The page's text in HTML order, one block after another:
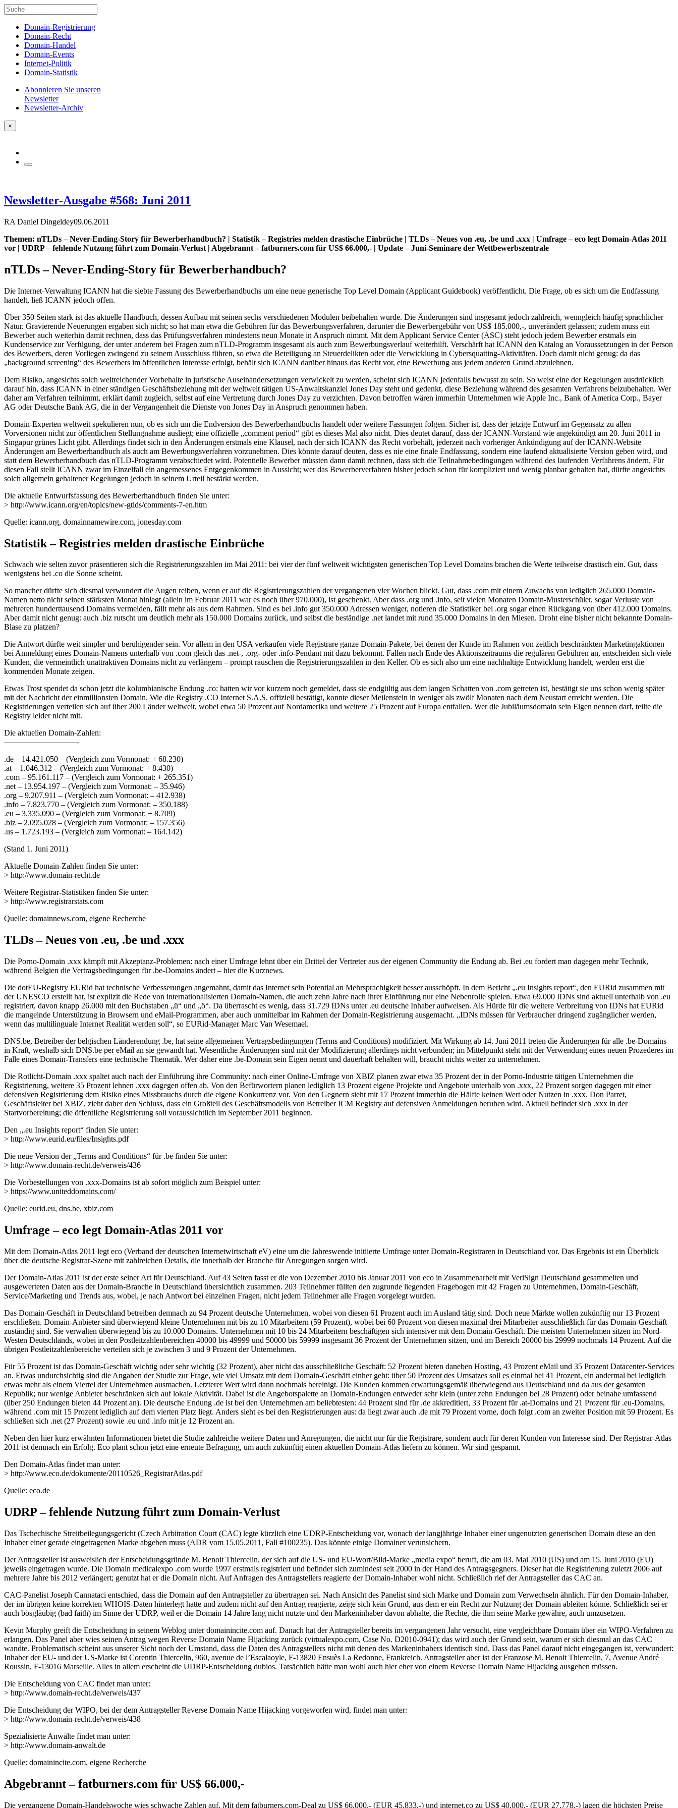
Domain-Registrierung
Domain-Recht
Domain-Handel
Domain-Events
Internet-Politik
Domain-Statistik
Abonnieren Sie unseren
Newsletter
Newsletter-Archiv
×
Newsletter-Ausgabe #568: Juni 2011
RA Daniel Dingeldey09.06.2011
Themen: nTLDs – Never-Ending-Story für Bewerberhandbuch? | Statistik – Registries melden drastische Einbrüche | TLDs – Neues von .eu, .be und .xxx | Umfrage – eco legt Domain-Atlas 2011
vor | UDRP – fehlende Nutzung führt zum Domain-Verlust | Abgebrannt – fatburners.com für US$ 66.000,- | Update – Juni-Seminare der Wettbewerbszentrale
nTLDs – Never-Ending-Story für Bewerberhandbuch?
Die Internet-Verwaltung ICANN hat die siebte Fassung des Bewerberhandbuchs um eine neue generische Top Level Domain (Applicant Guidebook) veröffentlicht. Die Frage, ob es sich um die Endfassung
handelt, ließ ICANN jedoch offen.
Über 350 Seiten stark ist das aktuelle Handbuch, dessen Aufbau mit seinen sechs verschiedenen Modulen beibehalten wurde. Die Änderungen sind insgesamt jedoch zahlreich, wenngleich häufig sprachlicher
Natur. Gravierende Neuerungen ergaben sich nicht; so hat man etwa die Gebühren für das Bewerbungsverfahren, darunter die Bewerbergebühr von US$ 185.000,-, unverändert gelassen; zudem muss ein
Bewerber auch weiterhin damit rechnen, dass das Prüfungsverfahren mindestens neun Monate in Anspruch nimmt. Mit dem Applicant Service Center (ASC) steht jedoch jedem Bewerber erstmals ein
Kundenservice zur Verfügung, der unter anderem bei Fragen zum nTLD-Programm insgesamt als auch zum Bewerbungsverlauf weiterhilft. Verschärft hat ICANN den Katalog an Voraussetzungen in der Person
des Bewerbers, deren Vorliegen zwingend zu seinem Ausschluss führen, so etwa die Beteiligung an Steuerdelikten oder die Verwicklung in Cybersquatting-Aktivitäten. Doch damit nicht genug: da das
„background screening“ des Bewerbers im öffentlichen Interesse erfolgt, behält sich ICANN darüber hinaus das Recht vor, eine Bewerbung aus jedem anderen Grund abzulehnen.
Dem Risiko, angesichts solch weitreichender Vorbehalte in juristische Auseinandersetzungen verwickelt zu werden, scheint sich ICANN jedenfalls bewusst zu sein. So weist eine der Regelungen ausdrücklich
darauf hin, dass ICANN in einer ständigen Geschäftsbeziehung mit der weltweit tätigen US-Anwaltskanzlei Jones Day steht und gedenkt, diese Beziehung während des gesamten Verfahrens beizubehalten. Wer
daher am Verfahren teilnimmt, erklärt damit zugleich, selbst auf eine Vertretung durch Jones Day zu verzichten. Davon betroffen wären immerhin Unternehmen wie Apple Inc., Bank of America Corp., Bayer
AG oder Deutsche Bank AG, die in der Vergangenheit die Dienste von Jones Day in Anspruch genommen haben.
Domain-Experten weltweit spekulieren nun, ob es sich um die Endversion des Bewerberhandbuchs handelt oder weitere Fassungen folgen. Sicher ist, dass der jetzige Entwurf im Gegensatz zu allen
Vorversionen nicht zur öffentlichen Stellungnahme ausliegt; eine offizielle „comment period“ gibt es dieses Mal also nicht. Dies deutet darauf, dass der ICANN-Vorstand wie angekündigt am 20. Juni 2011 in
Singapur grünes Licht gibt. Allerdings findet sich in den Änderungen erstmals eine Klausel, nach der sich ICANN das Recht vorbehält, jederzeit nach vorheriger Ankündigung auf der ICANN-Website
Änderungen am Bewerberhandbuch als auch am Bewerbungsverfahren vorzunehmen. Dies könnte darauf deuten, dass es nie eine finale Endfassung, sondern eine laufend aktualisierte Version geben wird, und
statt dem Bewerberhandbuch das nTLD-Programm verabschiedet wird. Potentielle Bewerber müssten dann damit rechnen, dass sich die Teilnahmebedingungen während des laufenden Verfahrens ändern. Für
diesen Fall stellt ICANN zwar im Einzelfall ein angemessenes Entgegenkommen in Aussicht; wer das Bewerberverfahren bisher jedoch schon für kompliziert und wenig planbar gehalten hat, dürfte angesichts
solch allgemein gehaltener Regelungen jedoch in seinem Urteil bestärkt werden.
Die aktuelle Entwurfsfassung des Bewerberhandbuch finden Sie unter:
> http://www.icann.org/en/topics/new-gtlds/comments-7-en.htm
Quelle: icann.org, domainnamewire.com, jonesday.com
Statistik – Registries melden drastische Einbrüche
Schwach wie selten zuvor präsentieren sich die Registrierungszahlen im Mai 2011: bei vier der fünf weltweit wichtigsten generischen Top Level Domains brachen die Werte teilweise drastisch ein. Gut, dass
wenigstens bei .co die Sonne scheint.
So mancher dürfte sich diesmal verwundert die Augen reiben, wenn er auf die Registrierungszahlen der vergangenen vier Wochen blickt. Gut, dass .com mit einem Zuwachs von lediglich 265.000 Domain-
Namen netto nicht seinen stärksten Monat hinlegt (allein im Februar 2011 war es noch über 970.000), ist geschenkt. Aber dass .org und .info, seit vielen Monaten Domain-Musterschüler, sogar Verluste von
mehreren hunderttausend Domains vermelden, fällt mehr als aus dem Rahmen. Sind es bei .info gut 350.000 Adressen weniger, notieren die Statistiker bei .org sogar einen Rückgang von über 412.000 Domains.
Aber damit nicht genug: auch .biz rutscht um deutlich mehr als 150.000 Domains zurück, und selbst die beständige .net landet mit rund 35.000 Domains in den Miesen. Droht eine bisher nicht bekannte Domain-
Blase zu platzen?
Die Antwort dürfte weit simpler und beruhigender sein. Vor allem in den USA verkaufen viele Registrare ganze Domain-Pakete, bei denen der Kunde im Rahmen von zeitlich beschränkten Marketingaktionen
bei Anmeldung eines Domain-Namens unterhalb von .com gleich das .net-, .org- oder .info-Pendant mit dazu bekommt. Fallen nach Ende des Aktionszeitraums die regulären Gebühren an, entscheiden sich viele
Kunden, die vermeintlich unattraktiven Domains nicht zu verlängern – prompt rauschen die Registrierungszahlen in den Keller. Ob es sich also um eine nachhaltige Entwicklung handelt, werden erst die
kommenden Monate zeigen.
Etwas Trost spendet da schon jetzt die kolumbianische Endung .co: hatten wir vor kurzem noch gemeldet, dass sie endgültig aus dem langen Schatten von .com getreten ist, bestätigt sie uns schon wenig später
mit der Nachricht der einmillionsten Domain. Wie die Registry .CO Internet S.A.S. offiziell bestätigt, konnte dieser Meilenstein in weniger als zwölf Monaten nach dem Neustart erreicht werden. Die
Registrierungen verteilen sich auf über 200 Länder weltweit, wobei etwa 50 Prozent auf Nordamerika und weitere 25 Prozent auf Europa entfallen. Wer die Jubiläumsdomain sein Eigen nennen darf, teilte die
Registry leider nicht mit.
Die aktuellen Domain-Zahlen:
—————————-
.de – 14.421.050 – (Vergleich zum Vormonat: + 68.230)
.at – 1.046.312 – (Vergleich zum Vormonat: + 8.430)
.com – 95.161.117 – (Vergleich zum Vormonat: + 265.351)
.net – 13.954.197 – (Vergleich zum Vormonat: – 35.946)
.org – 9.207.911 – (Vergleich zum Vormonat: – 412.938)
.info – 7.823.770 – (Vergleich zum Vormonat: – 350.188)
.eu – 3.335.090 – (Vergleich zum Vormonat: + 8.709)
.biz – 2.095.028 – (Vergleich zum Vormonat: – 157.356)
.us – 1.723.193 – (Vergleich zum Vormonat: – 164.142)
(Stand 1. Juni 2011)
Aktuelle Domain-Zahlen finden Sie unter:
> http://www.domain-recht.de
Weitere Registrar-Statistiken finden Sie unter:
> http://www.registrarstats.com
Quelle: domainnews.com, eigene Recherche
TLDs – Neues von .eu, .be und .xxx
Die Porno-Domain .xxx kämpft mit Akzeptanz-Problemen: nach einer Umfrage lehnt über ein Drittel der Vertreter aus der eigenen Community die Endung ab. Bei .eu fordert man dagegen mehr Technik,
während Belgien die Vertragsbedingungen für .be-Domains ändert – hier die Kurznews.
Die dotEU-Registry EURid hat technische Verbesserungen angemahnt, damit das Internet sein Potential an Mehrsprachigkeit besser ausschöpft. In dem Bericht „.eu Insights report“, den EURid zusammen mit
der UNESCO erstellt hat, ist explizit die Rede von internationalisierten Domain-Namen, die auch zehn Jahre nach ihrer Einführung nur eine Nebenrolle spielen. Etwa 69.000 IDNs sind aktuell unterhalb von .eu
registriert, davon knapp 26.000 mit den Buchstaben „ü“ und „ö“. Da überrascht es wenig, dass 31.729 IDNs unter .eu deutsche Inhaber aufweisen. Als Hürde für die weitere Verbreitung von IDNs hat EURid
die mangelnde Unterstützung in Browsern und eMail-Programmen, aber auch unmittelbar im Rahmen der Domain-Registrierung ausgemacht. „IDNs müssen für Verbraucher dringend zugänglicher werden,
wenn das multilinguale Internet Realität werden soll“, so EURid-Manager Marc Van Wesemael.
DNS.be, Betreiber der belgischen Länderendung .be, hat seine allgemeinen Vertragsbedingungen (Terms and Conditions) modifiziert. Mit Wirkung ab 14. Juni 2011 treten die Änderungen für alle .be-Domains
in Kraft, weshalb sich DNS.be per eMail an sie gewandt hat. Wesentliche Änderungen sind mit der Modifizierung allerdings nicht verbunden; im Mittelpunkt steht mit der Verwendung eines neuen Prozederes im
Falle eines Domain-Transfers eine technische Thematik. Wer daher eine .be-Domain sein Eigen nennt und dauerhaft behalten will, braucht nichts weiter zu unternehmen.
Die Rotlicht-Domain .xxx spaltet auch nach der Einführung ihre Community: nach einer Online-Umfrage von XBIZ planen zwar etwa 35 Prozent der in der Porno-Industrie tätigen Unternehmen die
Registrierung, weitere 35 Prozent lehnen .xxx dagegen offen ab. Von den Befürwortern planen lediglich 13 Prozent eigene Projekte und Angebote unterhalb von .xxx, 22 Prozent sorgen dagegen mit einer
defensiven Registrierung dem Risiko eines Missbrauchs durch die eigene Konkurrenz vor. Von den Gegnern sieht mit 17 Prozent immerhin die Hälfte keinen Wert oder Nutzen in .xxx. Don Parret,
Geschäftsleiter bei XBIZ, zieht daher den Schluss, dass ein Großteil des Geschäftsmodells von Betreiber ICM Registry auf defensiven Anmeldungen beruhen wird. Aktuell befindet sich .xxx in der
Startvorbereitung; die öffentliche Registrierung soll voraussichtlich im September 2011 beginnen.
Den „.eu Insights report“ finden Sie unter:
> http://www.eurid.eu/files/Insights.pdf
Die neue Version der „Terms and Conditions“ für .be finden Sie unter:
> http://www.domain-recht.de/verweis/436
Die Vorbestellungen von .xxx-Domains ist ab sofort möglich zum Beispiel unter:
> https://www.uniteddomains.com/
Quelle: eurid.eu, dns.be, xbiz.com
Umfrage – eco legt Domain-Atlas 2011 vor
Mit dem Domain-Atlas 2011 legt eco (Verband der deutschen Internetwirtschaft eV) eine um die Jahreswende initiierte Umfrage unter Domain-Registraren in Deutschland vor. Das Ergebnis ist ein Überblick
über die deutsche Registrar-Szene mit zahlreichen Details, die innerhalb der Branche für Anregungen sorgen wird.
Der Domain-Atlas 2011 ist der erste seiner Art für Deutschland. Auf 43 Seiten fasst er die von Dezember 2010 bis Januar 2011 von eco in Zusammenarbeit mit VeriSign Deutschland gesammelten und
ausgewerteten Daten aus der Domain-Branche in Deutschland übersichtlich zusammen. 203 Teilnehmer füllten den zugrunde liegenden Fragebogen mit 42 Fragen zu Unternehmen, Domain-Geschäft,
Service/Marketing und Trends aus, wobei, je nach Antwort bei einzelnen Fragen, nicht jedem Teilnehmer alle Fragen vorgelegt wurden.
Das Domain-Geschäft in Deutschland betreiben demnach zu 94 Prozent deutsche Unternehmen, wobei von diesen 61 Prozent auch im Ausland tätig sind. Doch neue Märkte wollen zukünftig nur 13 Prozent
erschließen. Domain-Anbieter sind überwiegend kleine Unternehmen mit bis zu 10 Mitarbeitern (59 Prozent), wobei bei 60 Prozent von diesen maximal drei Mitarbeiter ausschließlich für das Domain-Geschäft
zuständig sind. Sie verwalten überwiegend bis zu 10.000 Domains. Unternehmen mit 10 bis 24 Mitarbeitern beschäftigen sich intensiver mit dem Domain-Geschäft. Die meisten Unternehmen sitzen im Nord-
Westen Deutschlands, wobei in den Postleitzahlenbereichen 40000 bis 49999 und 50000 bis 59999 insgesamt 36 Prozent der Unternehmen sitzen, und im Bereich 20000 bis 29999 nochmals 14 Prozent. Auf die
übrigen Postleitzahlenbereiche verteilen sich je zwischen 3 und 9 Prozent der Unternehmen.
Für 55 Prozent ist das Domain-Geschäft wichtig oder sehr wichtig (32 Prozent), aber nicht das ausschließliche Geschäft: 52 Prozent bieten daneben Hosting, 43 Prozent eMail und 35 Prozent Datacenter-Services
an. Etwas undurchsichtig sind die Angaben der Studie zur Frage, wie viel Umsatz mit dem Domain-Geschäft einher geht: über 50 Prozent des Umsatzes soll es einmal bei 41 Prozent, ein andermal bei lediglich
etwas mehr als einem Viertel der Unternehmen ausmachen. Letzterer Wert wird dann nochmals bereinigt. Die Kunden kommen erwartungsgemäß überwiegend aus Deutschland und da aus der gesamten
Republik; nur wenige Anbieter beschränken sich auf lokale Aktivität. Dabei ist die Angebotspalette an Domain-Endungen entweder sehr klein (unter zehn Endungen bei 28 Prozent) oder beinahe umfassend
(über 250 Endungen bieten 44 Prozent an). Die deutsche Endung .de ist bei den Unternehmen am beliebtesten: 44 Prozent sind für .de akkreditiert, 33 Prozent für .at-Domains und 21 Prozent für .eu-Domains,
während .com mit 15 Prozent lediglich auf dem vierten Platz liegt. Anders sieht es bei den Registrierungen aus: da liegt zwar auch .de mit 79 Prozent vorne, doch folgt .com an zweiter Position mit 59 Prozent. Es
schließen sich .net (27 Prozent) sowie .eu und .info mit je 12 Prozent an.
Neben den hier kurz erwähnten Informationen bietet die Studie zahlreiche weitere Daten und Anregungen, die nicht nur für die Registrare, sondern auch für deren Kunden von Interesse sind. Der Registrar-Atlas
2011 ist demnach ein Erfolg. Eco plant schon jetzt eine erneute Befragung, um auch zukünftig einen aktuellen Domain-Atlas liefern zu können. Wir sind gespannt.
Den Domain-Atlas findet man unter:
> http://www.eco.de/dokumente/20110526_RegistrarAtlas.pdf
Quelle: eco.de
UDRP – fehlende Nutzung führt zum Domain-Verlust
Das Tschechische Streitbeilegungsgericht (Czech Arbitration Court (CAC) legte kürzlich eine UDRP-Entscheidung vor, wonach der langjährige Inhaber einer ungenutzten generischen Domain diese an den
Inhaber einer gerade eingetragenen Marke abgeben muss (ADR vom 15.05.2011, Fall #100235). Das könnte einige Domainer verunsichern.
Der Antragsteller ist ausweislich der Entscheidungsgründe M. Benoit Thiercelin, der sich auf die US- und EU-Wort/Bild-Marke „media expo“ beruft, die am 03. Mai 2010 (US) und am 15. Juni 2010 (EU)
jeweils eingetragen wurde. Die Domain medicalexpo .com wurde 1997 erstmals registriert und befindet sich zumindest seit 2000 in der Hand des Antragsgegners. Dieser hat die Registrierung zuletzt 2006 auf
mehrere Jahre bis 2012 verlängert; genutzt hat er die Domain nicht. Auf Anfragen des Antragstellers reagierte der Domain-Inhaber wohl nicht. Schließlich rief der Antragsteller das CAC an.
CAC-Panelist Joseph Cannataci entschied, dass die Domain auf den Antragsteller zu übertragen sei. Nach Ansicht des Panelist sind sich Marke und Domain zum Verwechseln ähnlich. Für den Domain-Inhaber,
der im übrigen keine korrekten WHOIS-Daten hinterlegt hatte und zudem nicht auf den Antrag reagierte, zeige sich kein Grund, aus dem er ein Recht zur Nutzung der Domain ableiten könne. Schließlich sei er
auch bösgläubig (bad faith) im Sinne der UDRP, weil er die Domain 14 Jahre lang nicht nutzte und den Markeninhaber davon abhalte, die Rechte, die ihm seine Marke gewähre, auch umzusetzen.
Kevin Murphy greift die Entscheidung in seinem Weblog unter domainincite.com auf. Danach hat der Antragsteller bereits im vergangenen Jahr versucht, eine vergleichbare Domain über ein WIPO-Verfahren zu
erlangen. Das Panel aber wies seinen Antrag wegen Reverse Domain Name Hijacking zurück (virtualexpo.com, Case No. D2010-0941); das wird auch der Grund sein, warum er sich diesmal an das CAC
wandte. Problematisch scheint aus unserer Sicht noch der Umstand, dass die Daten des Antragstellers nicht mit denen des Markeninhabers identisch sind. Dass das Panel darauf nicht eingegangen ist, verwundert:
Inhaber der EU- und der US-Marke ist Corentin Thiercelin, 960, avenue de l’Escalaoyle, F-13820 Ensuès La Redonne, Frankreich. Antragsteller aber ist der Franzose M. Benoit Thiercelin, 7, Avenue André
Roussin, F-13016 Marseille. Alles in allem erscheint die UDRP-Entscheidung dubios. Tatsächlich hätte man wohl auch hier eher von einem Reverse Domain Name Hijacking ausgehen müssen.
Die Entscheidung von CAC findet man unter:
> http://www.domain-recht.de/verweis/437
Die Entscheidung der WIPO, bei der dem Antragsteller Reverse Domain Name Hijacking vorgeworfen wird, findet man unter:
> http://www.domain-recht.de/verweis/438
Spezialisierte Anwälte findet man unter:
> http://www.domain-anwalt.de
Quelle: domainincite.com, eigene Recherche
Abgebrannt – fatburners.com für US$ 66.000,-
Die vergangene Domain-Handelswoche wies schwache Zahlen auf. Mit dem fatburners.com-Deal zu US$ 66.000,- (EUR 45.833,-) und internet.co zu US$ 40.000,- (EUR 27.778,-) lagen die höchsten Preise